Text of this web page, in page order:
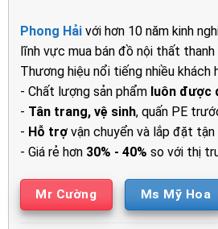
là:
Phong Hảivới hơn 10 năm kinh
lĩnh vực mua bán đồ nội thất
Thương hiệu nổi tiếng nhiều khách
- Chất lượng sản phẩm luôn được
- Tân trang, vệ sinh, quấn PE
- Hỗ trợvận chuyển và lắp đặt tận
- Giá rẻ hơn 30% - 40% so với thị
Mr Cường Ms Mỹ Hoa